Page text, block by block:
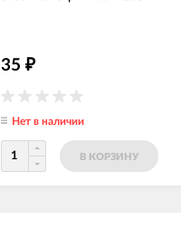
35 ₽
Нет в наличии
В КОРЗИНУ